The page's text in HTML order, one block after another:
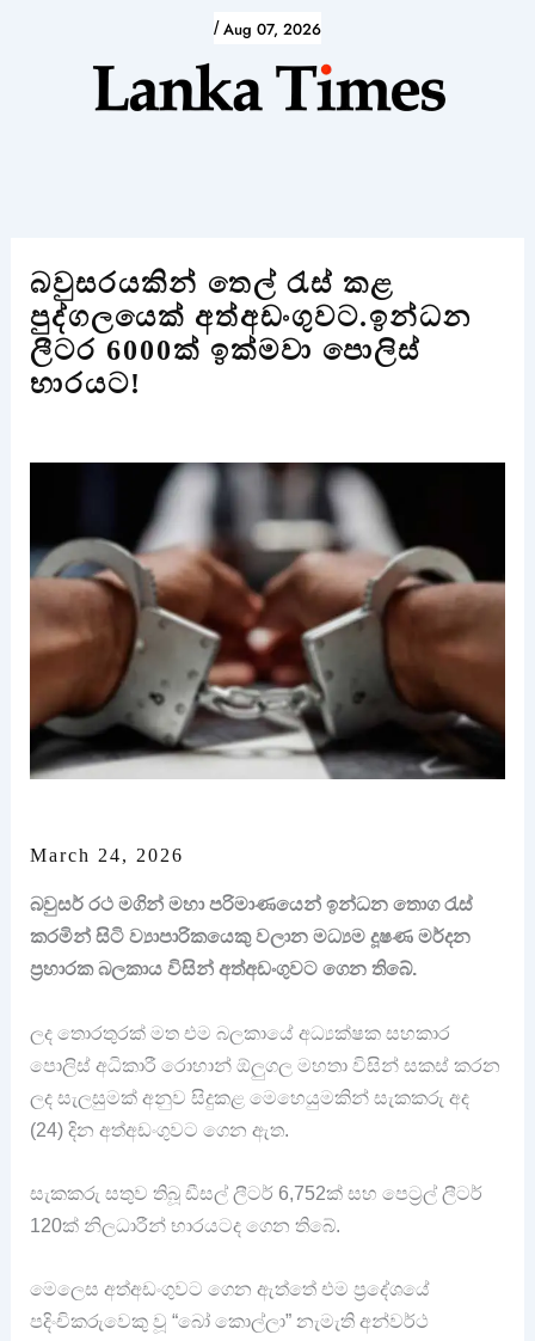
/ Aug 07, 2026
බවුසරයකින් තෙල් රැස් කළ
පුද්ගලයෙක් අත්අඩංගුවට.ඉන්ධන
ලීටර 6000ක් ඉක්මවා පොලිස්
භාරයට!
March 24, 2026
බවුසර් රථ මගින් මහා පරිමාණයෙන් ඉන්ධන තොග රැස්
කරමින් සිටි ව්‍යාපාරිකයෙකු වලාන මධ්‍යම දූෂණ මර්දන
ප්‍රහාරක බලකාය විසින් අත්අඩංගුවට ගෙන තිබේ.
ලද තොරතුරක් මත එම බලකායේ අධ්‍යක්ෂක සහකාර
පොලිස් අධිකාරී රොහාන් ඕලුගල මහතා විසින් සකස් කරන
ලද සැලසුමක් අනුව සිදුකළ මෙහෙයුමකින් සැකකරු අද
(24) දින අත්අඩංගුවට ගෙන ඇත.
සැකකරු සතුව තිබූ ඩීසල් ලීටර් 6,752ක් සහ පෙට්‍රල් ලීටර්
120ක් නිලධාරීන් භාරයටද ගෙන තිබේ.
මෙලෙස අත්අඩංගුවට ගෙන ඇත්තේ එම ප්‍රදේශයේ
පදිංචිකරුවෙකු වූ “බෝ කොල්ලා” නැමැති අන්වර්ථ